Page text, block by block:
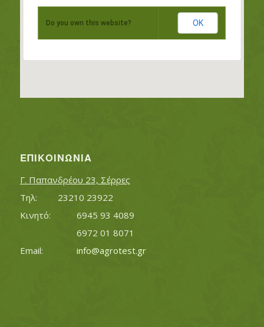
Do you own this website? OK
ΕΠΙΚΟΙΝΩΝΊΑ
Γ. Παπανδρέου 23, Σέρρες
Τηλ:		23210 23922
Κινητό:		6945 93 4089
			6972 01 8071
info@agrotest.gr